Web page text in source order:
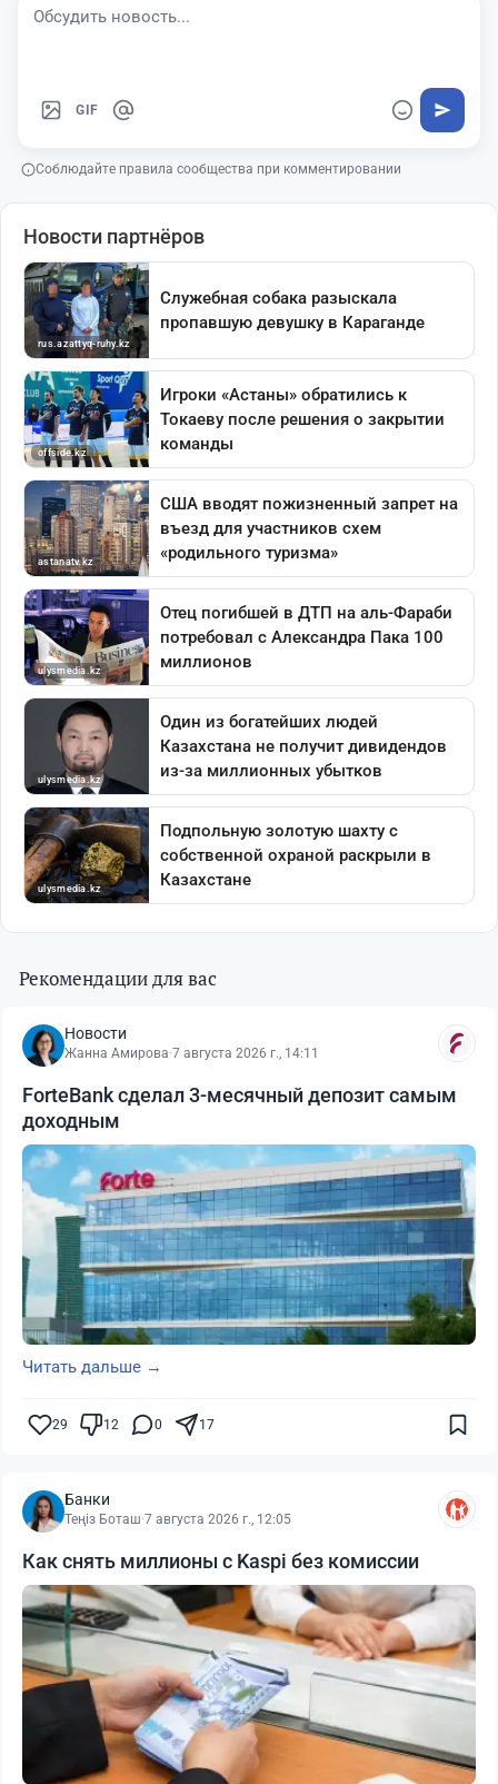
GIF
Соблюдайте правила сообщества при комментировании
Рекомендации для вас
Новости
Жанна Амирова·7 августа 2026 г., 14:11
ForteBank сделал 3-месячный депозит самым
доходным
Читать дальше →
29 12 0 17
Банки
Теңіз Боташ·7 августа 2026 г., 12:05
Как снять миллионы с Kaspi без комиссии